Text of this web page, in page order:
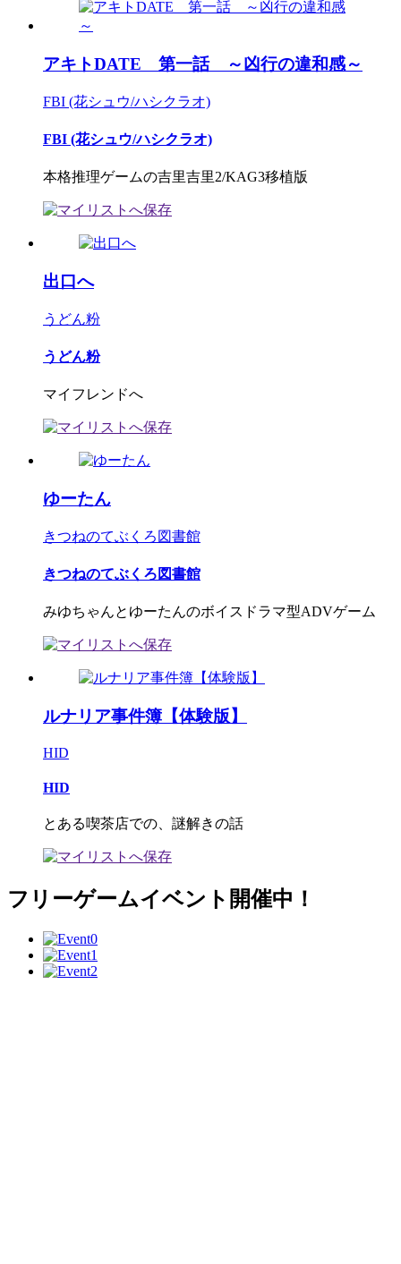
アキトDATE 第一話 ～凶行の違和感～
FBI (花シュウ/ハシクラオ)
FBI (花シュウ/ハシクラオ)
本格推理ゲームの吉里吉里2/KAG3移植版
出口へ
うどん粉
うどん粉
マイフレンドへ
ゆーたん
きつねのてぶくろ図書館
きつねのてぶくろ図書館
みゆちゃんとゆーたんのボイスドラマ型ADVゲーム
ルナリア事件簿【体験版】
HID
HID
とある喫茶店での、謎解きの話
フリーゲームイベント開催中！